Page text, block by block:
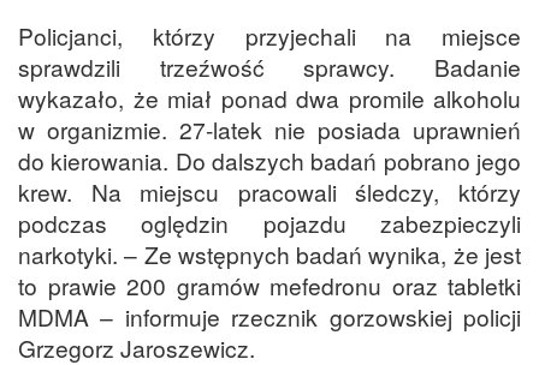
Policjanci, którzy przyjechali na miejsce
sprawdzili trzeźwość sprawcy. Badanie
wykazało, że miał ponad dwa promile alkoholu
w organizmie. 27-latek nie posiada uprawnień
do kierowania. Do dalszych badań pobrano jego
krew. Na miejscu pracowali śledczy, którzy
podczas oględzin pojazdu zabezpieczyli
narkotyki. – Ze wstępnych badań wynika, że jest
to prawie 200 gramów mefedronu oraz tabletki
MDMA – informuje rzecznik gorzowskiej policji
Grzegorz Jaroszewicz.